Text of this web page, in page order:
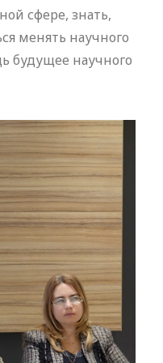
сфере, знать,
менять научного
будущее научного